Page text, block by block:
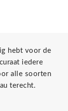
hebt voor de
iedere
alle soorten
terecht.